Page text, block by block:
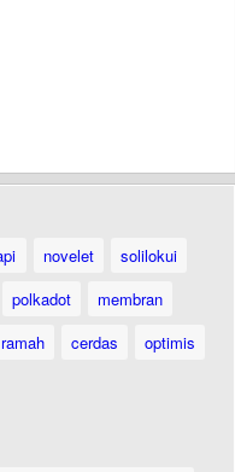
novelet
solilokui
polkadot
membran
ramah cerdas
optimis